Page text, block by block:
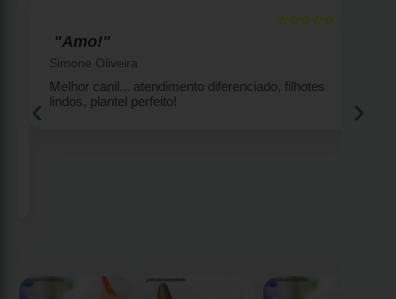
☆☆☆☆☆
"Amo!"
Simone Oliveira
Melhor canil... atendimento diferenciado, filhotes
lindos, plantel perfeito!
‹ ›